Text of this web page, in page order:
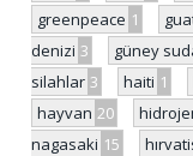
greenpeace 1
denizi 3 güney
silahlar 3 haiti 1
hayvan 20
nagasaki 15